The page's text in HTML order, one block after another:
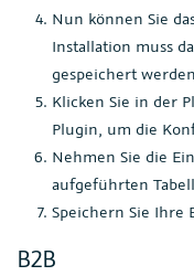
Nun können Sie
Installation muss
gespeichert
Klicken Sie in der
Plugin, um die
Nehmen Sie die
aufgeführten
Speichern Sie Ihre
B2B